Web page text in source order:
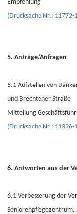
Empfehlung
(Drucksache Nr.: 11772-
5. Anträge/Anfragen
5.1 Aufstellen von
und Brechtener Straße
Mitteilung
(Drucksache Nr.: 11326-
6. Antworten aus der
6.1 Verbesserung der
Seniorenpflegezentrum,